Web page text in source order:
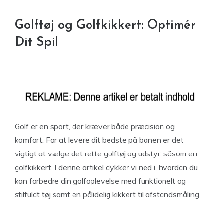
Golftøj og Golfkikkert: Optimér
Dit Spil
Golf er en sport, der kræver både præcision og
komfort. For at levere dit bedste på banen er det
vigtigt at vælge det rette golftøj og udstyr, såsom en
golfkikkert. I denne artikel dykker vi ned i, hvordan du
kan forbedre din golfoplevelse med funktionelt og
stilfuldt tøj samt en pålidelig kikkert til afstandsmåling.